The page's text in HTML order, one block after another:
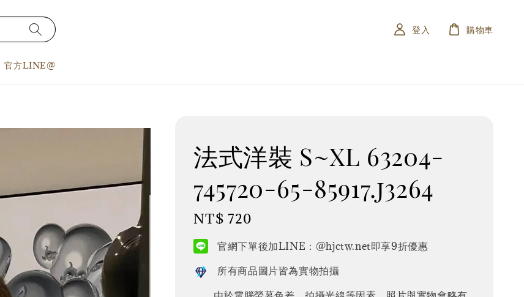
官方LINE@
登入 購物車
法式洋裝 S~XL 63204-
745720-65-85917.j3264
Regular
price
NT$ 720
官網下單後加LINE：@hjctw.net即享9折優惠
所有商品圖片皆為實物拍攝